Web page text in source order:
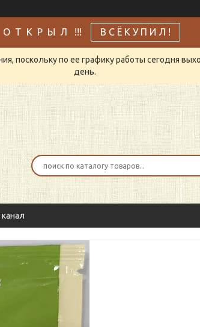
Т К Р Ы Л !!! В С Ё К У П И Л !
поскольку по ее графику работы сегодня
день.